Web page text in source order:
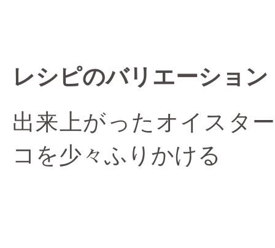
レシピのバリエーション
出来上がったオイスタ
コを少々ふりかける